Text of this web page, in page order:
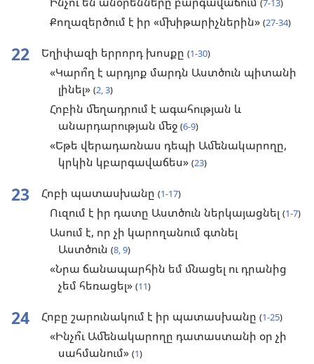
(7-13)
Քողազերծում է իր «մխիթարիչներին» (27-34)
22 Եղիփազի երրորդ խոսքը (1-30)
«Կարո՞ղ է արդյոք մարդն Աստծուն պիտանի
լինել» (2, 3)
Հոբին մեղադրում է ագահության և
անարդարության մեջ (6-9)
«Եթե վերադառնաս դեպի Ամենակարողը,
կրկին կբարգավաճես» (23)
23 Հոբի պատասխանը (1-17)
Ուզում է իր դատը Աստծուն ներկայացնել (1-7)
Ասում է, որ չի կարողանում գտնել
Աստծուն (8, 9)
«Նրա ճանապարհին եմ մնացել ու դրանից
չեմ հեռացել» (11)
24 Հոբը շարունակում է իր պատասխանը (1-25)
«Ինչո՞ւ Ամենակարողը դատաստանի օր չի
սահմանում» (1)